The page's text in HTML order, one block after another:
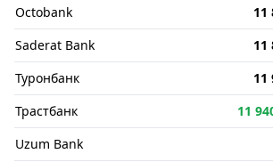
Octobank 11
Saderat Bank
11
Туронбанк
11
Трастбанк 11
Uzum Bank